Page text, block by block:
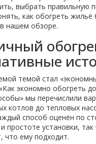
выбрать правильную
как обогреть жильё
нашем обзоре.
темой стал
экономно обогреть
мы перечислили
котлов до тепловых
способ оценён по
простоте установки,
что ему подходит.